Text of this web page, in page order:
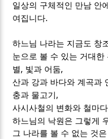
일상의 구체적인 만남 안
여집니다.
하느님 나라는 지금도 창
눈으로 볼 수 있는 거대한
별 , 빛과 어둠,
산과 강과 바다와 계곡과
충과 물고기 ,
사시사철의 변화와 철마
하느님의 낙원은 그렇게
그 나라를 볼 수 없는 것